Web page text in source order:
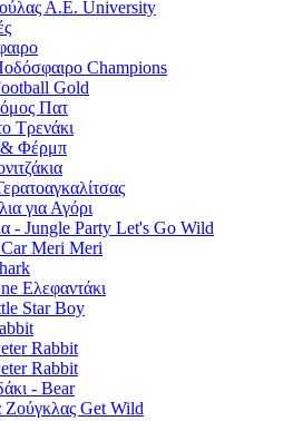
Α.Ε. University
Champions
Gold
Πατ
Τρενάκι
& Φέρμπ
για Αγόρι
- Jungle Party Let's Go Wild
Meri Meri
Ελεφαντάκι
Star Boy
Rabbit
Rabbit
- Bear
Ζούγκλας Get Wild